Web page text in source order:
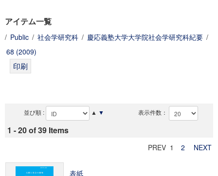
科学研究費補助金研究成果報告書
慶應義塾大学グローバルCOEプログラム市民社会ガバナンス
慶應義塾大学グローバルCOEプログラム論理と感性の先端的
学術雑誌掲載論文等(8)
アイテム一覧
/ Public / 社会学研究科 / 慶応義塾大学大学院社会学研究科紀要 /
68 (2009)
並び順 : ▲ ▼ 表示件数：
1 - 20 of 39 Items
PREV 1 2 NEXT
表紙